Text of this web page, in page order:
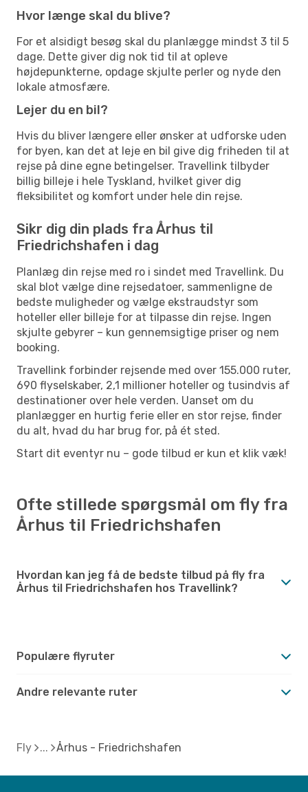
Hvor længe skal du blive?
For et alsidigt besøg skal du planlægge mindst 3 til 5
dage. Dette giver dig nok tid til at opleve
højdepunkterne, opdage skjulte perler og nyde den
lokale atmosfære.
Lejer du en bil?
Hvis du bliver længere eller ønsker at udforske uden
for byen, kan det at leje en bil give dig friheden til at
rejse på dine egne betingelser. Travellink tilbyder
billig billeje i hele Tyskland, hvilket giver dig
fleksibilitet og komfort under hele din rejse.
Sikr dig din plads fra Århus til
Friedrichshafen i dag
Planlæg din rejse med ro i sindet med Travellink. Du
skal blot vælge dine rejsedatoer, sammenligne de
bedste muligheder og vælge ekstraudstyr som
hoteller eller billeje for at tilpasse din rejse. Ingen
skjulte gebyrer – kun gennemsigtige priser og nem
booking.
Travellink forbinder rejsende med over 155.000 ruter,
690 flyselskaber, 2,1 millioner hoteller og tusindvis af
destinationer over hele verden. Uanset om du
planlægger en hurtig ferie eller en stor rejse, finder
du alt, hvad du har brug for, på ét sted.
Start dit eventyr nu – gode tilbud er kun et klik væk!
Ofte stillede spørgsmål om fly fra
Århus til Friedrichshafen
Hvordan kan jeg få de bedste tilbud på fly fra
Århus til Friedrichshafen hos Travellink?
Populære flyruter
Andre relevante ruter
Fly Århus - Friedrichshafen